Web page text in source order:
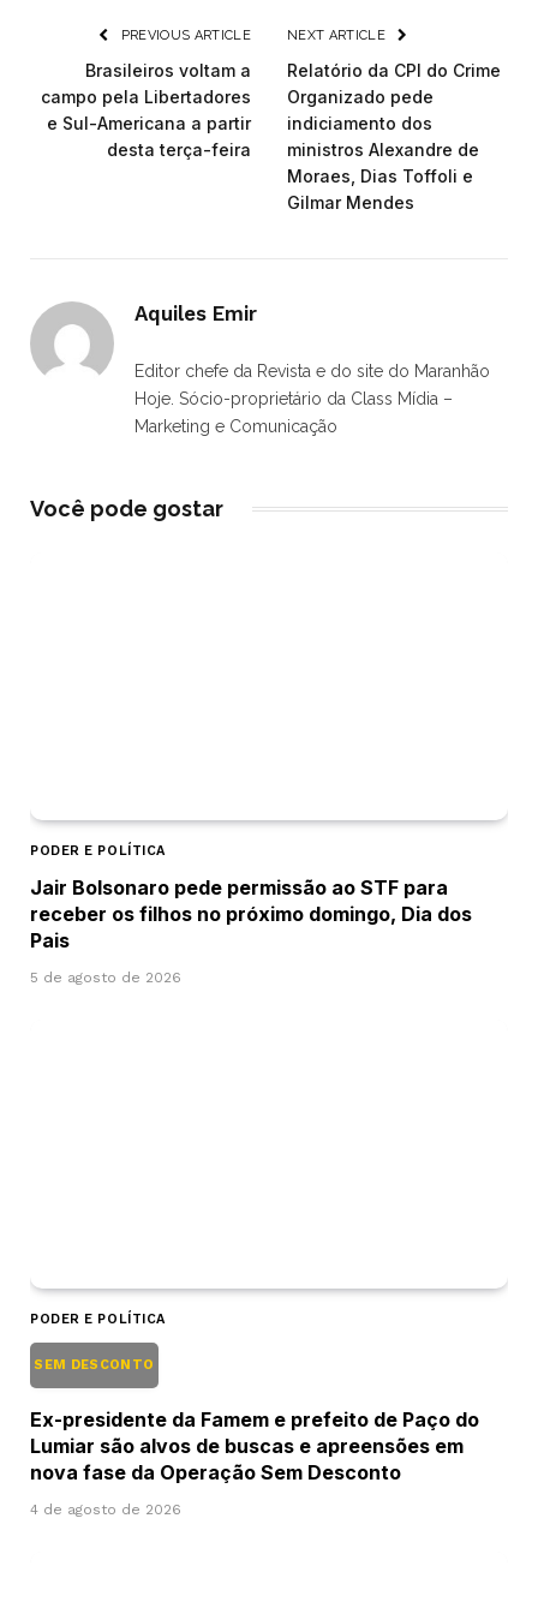
PREVIOUS ARTICLE
Brasileiros voltam a
campo pela Libertadores
e Sul-Americana a partir
desta terça-feira
NEXT ARTICLE
Relatório da CPI do Crime
Organizado pede
indiciamento dos
ministros Alexandre de
Moraes, Dias Toffoli e
Gilmar Mendes
Aquiles Emir
Editor chefe da Revista e do site do Maranhão
Hoje. Sócio-proprietário da Class Mídia –
Marketing e Comunicação
Você pode gostar
PODER E POLÍTICA
Jair Bolsonaro pede permissão ao STF para
receber os filhos no próximo domingo, Dia dos
Pais
5 de agosto de 2026
PODER E POLÍTICA
SEM DESCONTO
Ex-presidente da Famem e prefeito de Paço do
Lumiar são alvos de buscas e apreensões em
nova fase da Operação Sem Desconto
4 de agosto de 2026